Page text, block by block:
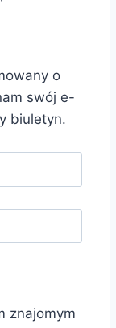
o
swój e-
biuletyn.
znajomym